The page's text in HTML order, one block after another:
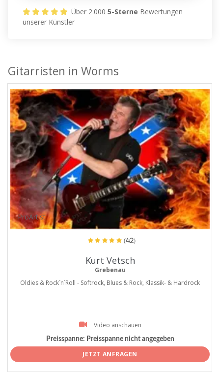
Über 2.0005-Sterne Bewertungen
unserer Künstler
Gitarristen in Worms
ProArtist
(42)
Kurt Vetsch
Grebenau
Oldies & Rock`n`Roll - Softrock, Blues & Rock, Klassik- & Hardrock
Video anschauen
Preisspanne: Preisspanne nicht angegeben
JETZT ANFRAGEN